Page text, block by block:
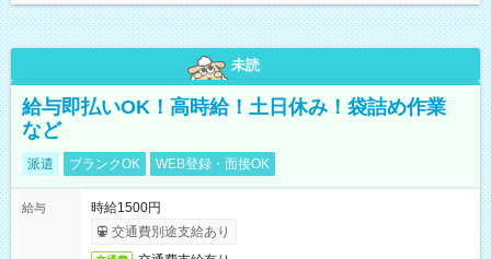
未読
給与即払いOK！高時給！土日休み！袋詰め作業
など
派遣 ブランクOK WEB登録・面接OK
給与
時給1500円
交通費別途支給あり